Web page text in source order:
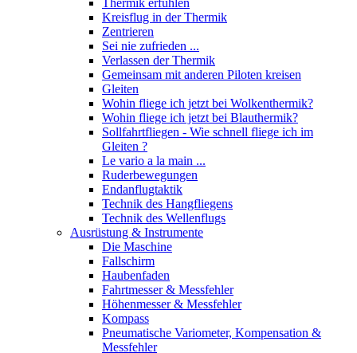
Thermik erfühlen
Kreisflug in der Thermik
Zentrieren
Sei nie zufrieden ...
Verlassen der Thermik
Gemeinsam mit anderen Piloten kreisen
Gleiten
Wohin fliege ich jetzt bei Wolkenthermik?
Wohin fliege ich jetzt bei Blauthermik?
Sollfahrtfliegen - Wie schnell fliege ich im
Gleiten ?
Le vario a la main ...
Ruderbewegungen
Endanflugtaktik
Technik des Hangfliegens
Technik des Wellenflugs
Ausrüstung & Instrumente
Die Maschine
Fallschirm
Haubenfaden
Fahrtmesser & Messfehler
Höhenmesser & Messfehler
Kompass
Pneumatische Variometer, Kompensation &
Messfehler